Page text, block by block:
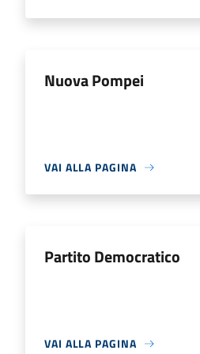
Nuova Pompei
VAI ALLA PAGINA
Partito Democratico
VAI ALLA PAGINA